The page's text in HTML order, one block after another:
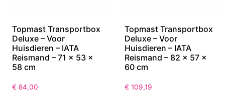
Topmast Transportbox
Deluxe – Voor
Huisdieren – IATA
Reismand – 71 x 53 x
58 cm
€ 84,00
Topmast Transportbox
Deluxe – Voor
Huisdieren – IATA
Reismand – 82 x 57 x
60 cm
€ 109,19